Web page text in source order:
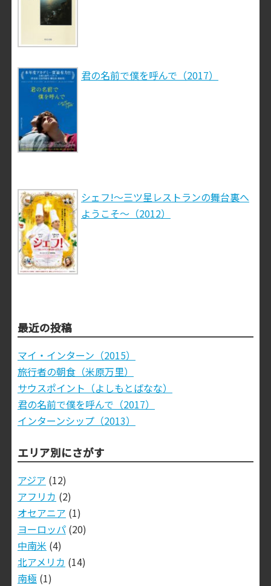
君の名前で僕を呼んで（2017）
シェフ!～三ツ星レストランの舞台裏へ
ようこそ～（2012）
最近の投稿
マイ・インターン（2015）
旅行者の朝食（米原万里）
サウスポイント（よしもとばなな）
君の名前で僕を呼んで（2017）
インターンシップ（2013）
エリア別にさがす
アジア (12)
アフリカ (2)
オセアニア (1)
ヨーロッパ(20)
中南米 (4)
北アメリカ (14)
南極 (1)